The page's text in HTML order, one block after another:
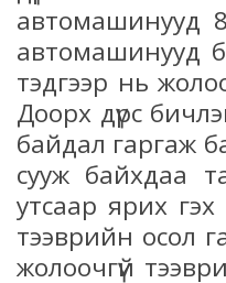
автомашинууд
автомашинууд
тэдгээр нь
Доорх дүрс
байдал гаргаж
сууж байхдаа
утсаар ярих
тээврийн осол
жолоочгүй